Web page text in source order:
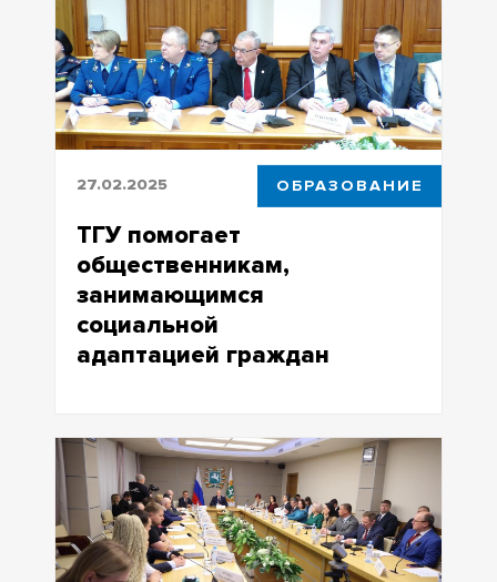
27.02.2025 ОБРАЗОВАНИЕ
ТГУ помогает
общественникам,
занимающимся
социальной
адаптацией граждан
повышения квалификации
«Ресоциализация и права человека»